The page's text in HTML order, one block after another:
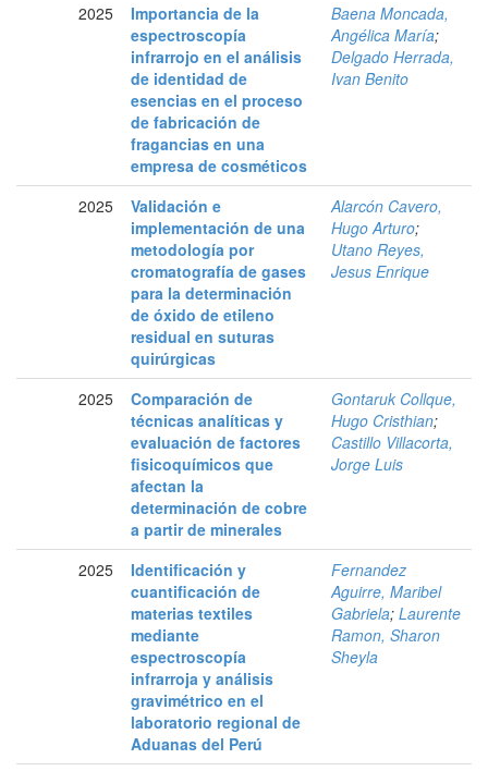
2025
Importancia de la
espectroscopía
infrarrojo en el análisis
de identidad de
esencias en el proceso
de fabricación de
fragancias en una
empresa de cosméticos
Baena Moncada,
Angélica María;
Delgado Herrada,
Ivan Benito
2025
Validación e
implementación de una
metodología por
cromatografía de gases
para la determinación
de óxido de etileno
residual en suturas
quirúrgicas
Alarcón Cavero,
Hugo Arturo;
Utano Reyes,
Jesus Enrique
2025
Comparación de
técnicas analíticas y
evaluación de factores
fisicoquímicos que
afectan la
determinación de cobre
a partir de minerales
Gontaruk Collque,
Hugo Cristhian;
Castillo Villacorta,
Jorge Luis
2025
Identificación y
cuantificación de
materias textiles
mediante
espectroscopía
infrarroja y análisis
gravimétrico en el
laboratorio regional de
Aduanas del Perú
Fernandez
Aguirre, Maribel
Gabriela; Laurente
Ramon, Sharon
Sheyla